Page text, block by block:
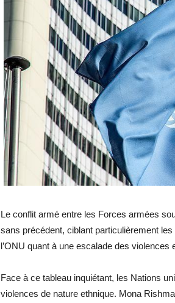
Le conflit armé entre les Forces armées
sans précédent, ciblant particulièrement
l’ONU quant à une escalade des violences
Face à ce tableau inquiétant, les Nations
violences de nature ethnique. Mona